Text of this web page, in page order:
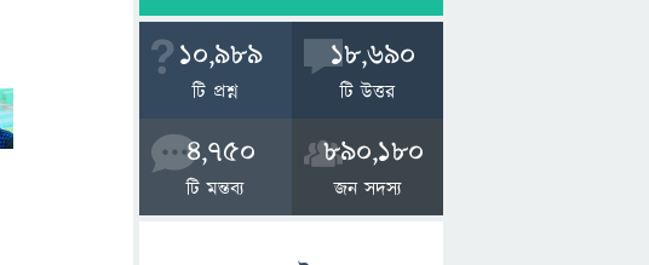
10,989
টি প্রশ্ন
18,690
টি উত্তর
4,750
টি মন্তব্য
890,180
জন সদস্য